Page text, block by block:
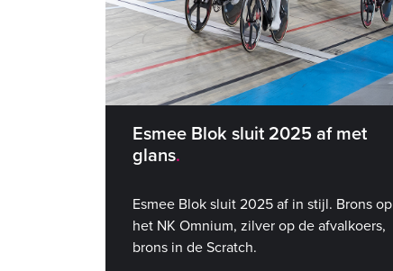
Esmee Blok sluit 2025 af met
glans
Esmee Blok sluit 2025 af in stijl. Brons op
het NK Omnium, zilver op de afvalkoers,
brons in de Scratch.